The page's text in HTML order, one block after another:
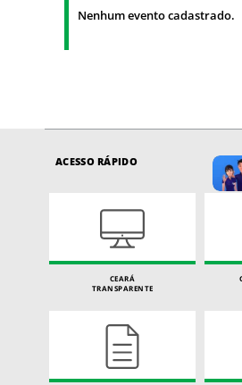
Nenhum evento cadastrado.
ACESSO RÁPIDO
CEARÁ
TRANSPARENTE